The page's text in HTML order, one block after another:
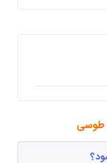
طوسی